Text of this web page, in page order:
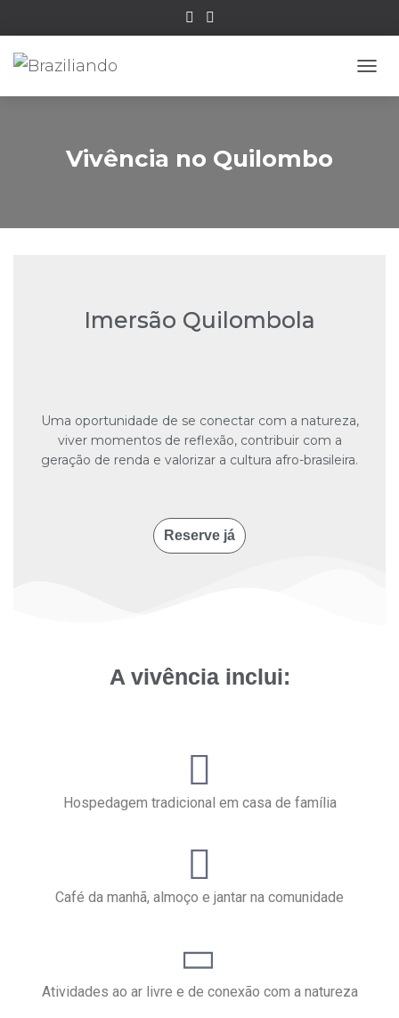
Vivência no Quilombo
Imersão Quilombola
Uma oportunidade de se conectar com a natureza,
viver momentos de reflexão, contribuir com a
geração de renda e valorizar a cultura afro-brasileira.
Reserve já
A vivência inclui:
Hospedagem tradicional em casa de família
Café da manhã, almoço e jantar na comunidade
Atividades ao ar livre e de conexão com a natureza